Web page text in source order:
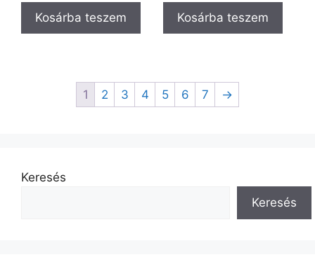
Kosárba teszem Kosárba teszem
1 2 3 4 5 6 7 →
Keresés
Keresés